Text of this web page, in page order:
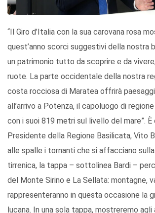
“Il Giro d’Italia con la sua carovana rosa
quest’anno scorci suggestivi della nostra
un patrimonio tutto da scoprire e da
ruote. La parte occidentale della nostra
costa rocciosa di Maratea offrirà
all’arrivo a Potenza, il capoluogo di
con i suoi 819 metri sul livello del mare”. È
Presidente della Regione Basilicata, Vito
alle spalle i tornanti che si affacciano
tirrenica, la tappa – sottolinea Bardi –
del Monte Sirino e La Sellata: montagne,
rappresenteranno in questa occasione la
lucana. In una sola tappa, mostreremo agli